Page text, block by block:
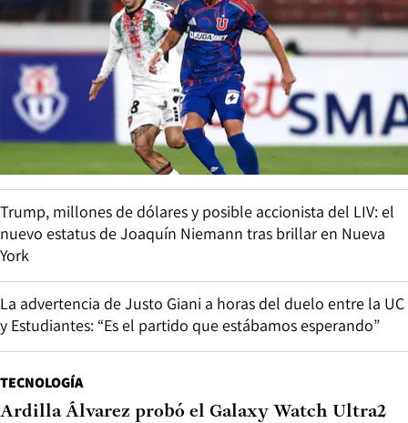
Trump, millones de dólares y posible accionista del LIV: el
nuevo estatus de Joaquín Niemann tras brillar en Nueva
York
La advertencia de Justo Giani a horas del duelo entre la UC
y Estudiantes: “Es el partido que estábamos esperando”
TECNOLOGÍA
Ardilla Álvarez probó el Galaxy Watch Ultra2